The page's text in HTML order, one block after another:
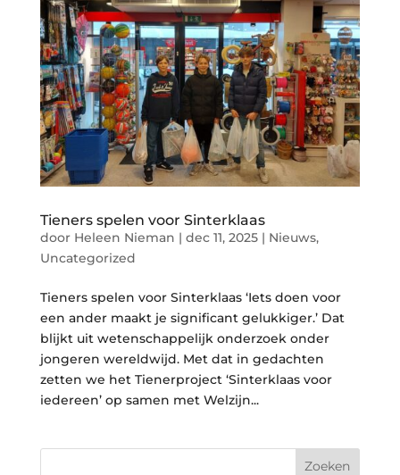
Tieners spelen voor Sinterklaas
door Heleen Nieman | dec 11, 2025| Nieuws,
Uncategorized
Tieners spelen voor Sinterklaas ‘Iets doen voor
een ander maakt je significant gelukkiger.’ Dat
blijkt uit wetenschappelijk onderzoek onder
jongeren wereldwijd. Met dat in gedachten
zetten we het Tienerproject ‘Sinterklaas voor
iedereen’ op samen met Welzijn...